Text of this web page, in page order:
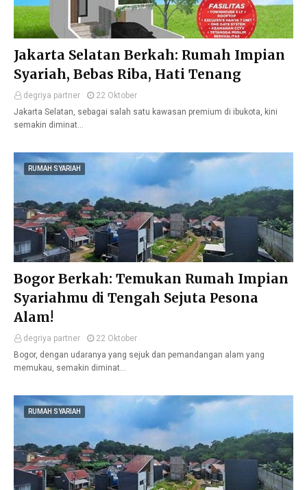
Jakarta Selatan Berkah: Rumah Impian
Syariah, Bebas Riba, Hati Tenang
degriya partner
22 Oktober
Jakarta Selatan, sebagai salah satu kawasan premium di ibukota, kini
semakin diminat…
RUMAH SYARIAH
Bogor Berkah: Temukan Rumah Impian
Syariahmu di Tengah Sejuta Pesona
Alam!
degriya partner
22 Oktober
Bogor, dengan udaranya yang sejuk dan pemandangan alam yang
memukau, semakin diminat…
RUMAH SYARIAH